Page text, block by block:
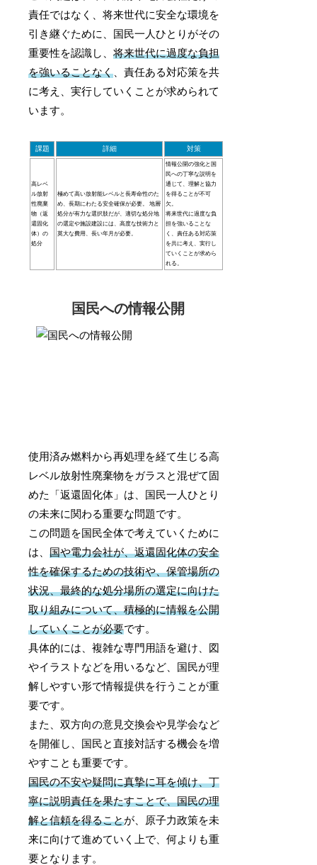
責任ではなく、将来世代に安全な環境を
引き継ぐために、国民一人ひとりがその
重要性を認識し、将来世代に過度な負担
を強いることなく 、責任ある対応策を共
に考え、実行していくことが求められて
います。
課題 詳細 対策
高レベ
ル放射
性廃棄
物（返
還固化
体）の
処分
極めて高い放射能レベルと長寿命性のた
め、長期にわたる安全確保が必要。 地層
処分が有力な選択肢だが、適切な処分地
の選定や施設建設には、高度な技術力と
莫大な費用、長い年月が必要。
情報公開の強化と国
民への丁寧な説明を
通じて、理解と協力
を得ることが不可
欠。
将来世代に過度な負
担を強いることな
く、責任ある対応策
を共に考え、実行し
ていくことが求めら
れる。
国民への情報公開
使用済み燃料から再処理を経て生じる高
レベル放射性廃棄物をガラスと混ぜて固
めた「返還固化体」は、国民一人ひとり
の未来に関わる重要な問題です。
この問題を国民全体で考えていくために
は、国や電力会社が、返還固化体の安全
性を確保するための技術や、保管場所の
状況、最終的な処分場所の選定に向けた
取り組みについて、積極的に情報を公開
していくことが必要です。
具体的には、複雑な専門用語を避け、図
やイラストなどを用いるなど、国民が理
解しやすい形で情報提供を行うことが重
要です。
また、双方向の意見交換会や見学会など
を開催し、国民と直接対話する機会を増
やすことも重要です。
国民の不安や疑問に真摯に耳を傾け、丁
寧に説明責任を果たすことで、国民の理
解と信頼を得ることが、原子力政策を未
来に向けて進めていく上で、何よりも重
要となります。